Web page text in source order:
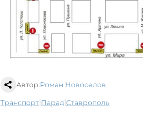
Автор:Роман Новоселов
транспорт| парад| Ставрополь